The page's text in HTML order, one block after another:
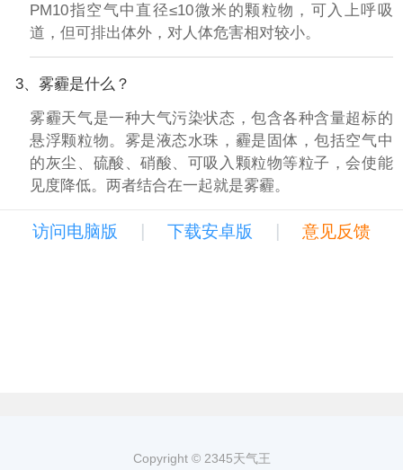
PM10指空气中直径≤10微米的颗粒物，可入上呼吸
道，但可排出体外，对人体危害相对较小。
3、雾霾是什么？
雾霾天气是一种大气污染状态，包含各种含量超标的
悬浮颗粒物。雾是液态水珠，霾是固体，包括空气中
的灰尘、硫酸、硝酸、可吸入颗粒物等粒子，会使能
见度降低。两者结合在一起就是雾霾。
访问电脑版 | 下载安卓版 | 意见反馈
Copyright © 2345天气王